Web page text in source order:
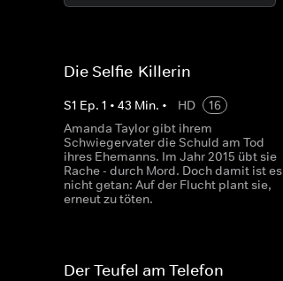
Die Selfie-Killerin
S1 Ep. 1 • 43 Min. • HD
16
Amanda Taylor gibt ihrem
Schwiegervater die Schuld am Tod
ihres Ehemanns. Im Jahr 2015 übt sie
Rache - durch Mord. Doch damit ist es
nicht getan: Auf der Flucht plant sie,
erneut zu töten.
Der Teufel am Telefon